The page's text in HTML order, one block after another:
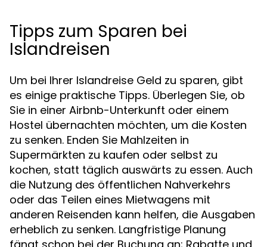
Tipps zum Sparen bei
Islandreisen
Um bei Ihrer Islandreise Geld zu sparen, gibt
es einige praktische Tipps. Überlegen Sie, ob
Sie in einer Airbnb-Unterkunft oder einem
Hostel übernachten möchten, um die Kosten
zu senken. Enden Sie Mahlzeiten in
Supermärkten zu kaufen oder selbst zu
kochen, statt täglich auswärts zu essen. Auch
die Nutzung des öffentlichen Nahverkehrs
oder das Teilen eines Mietwagens mit
anderen Reisenden kann helfen, die Ausgaben
erheblich zu senken. Langfristige Planung